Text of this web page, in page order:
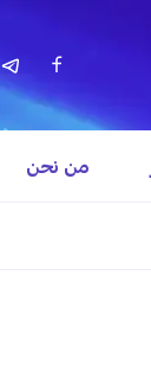
من نحن